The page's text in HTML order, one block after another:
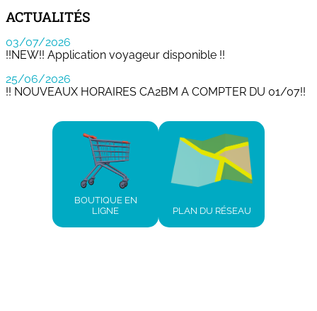
ACTUALITÉS
03/07/2026
!!NEW!! Application voyageur disponible !!
25/06/2026
!! NOUVEAUX HORAIRES CA2BM A COMPTER DU 01/07!!
BOUTIQUE EN
LIGNE
PLAN DU RÉSEAU